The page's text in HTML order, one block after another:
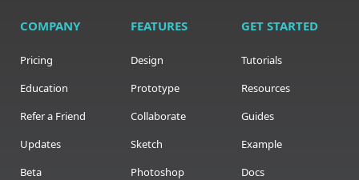
COMPANY
Pricing
Education
Refer a Friend
Updates
Beta
FEATURES
Design
Prototype
Collaborate
Sketch
Photoshop
GET STARTED
Tutorials
Resources
Guides
Example
Docs